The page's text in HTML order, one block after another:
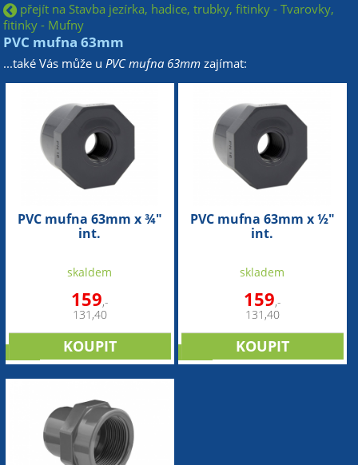
přejít na Stavba jezírka, hadice, trubky, fitinky - Tvarovky,
fitinky - Mufny
PVC mufna 63mm
...také Vás může uPVC mufna 63mm zajímat:
PVC mufna 63mm x ¾"
int.
skaldem
159,-
131,40
PVC mufna 63mm x ½"
int.
skladem
159,-
131,40